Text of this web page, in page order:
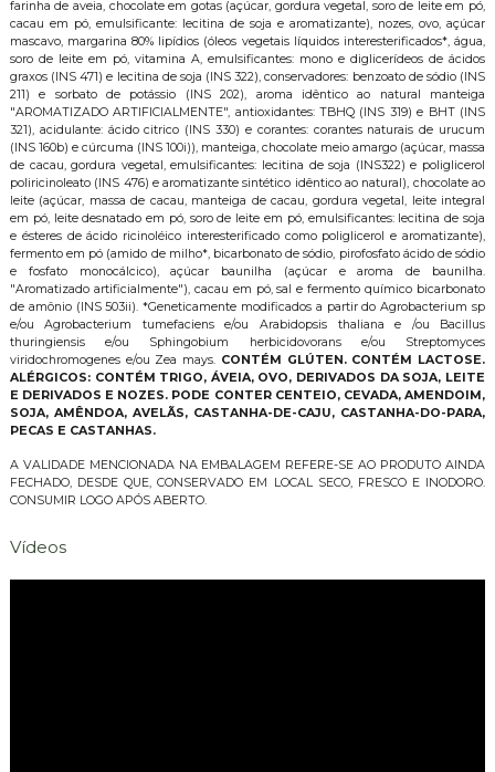
farinha de aveia, chocolate em gotas (açúcar, gordura vegetal, soro de leite em pó,
cacau em pó, emulsificante: lecitina de soja e aromatizante), nozes, ovo, açúcar
mascavo, margarina 80% lipídios (óleos vegetais líquidos interesterificados*, água,
soro de leite em pó, vitamina A, emulsificantes: mono e diglicerídeos de ácidos
graxos (INS 471) e lecitina de soja (INS 322), conservadores: benzoato de sódio (INS
211) e sorbato de potássio (INS 202), aroma idêntico ao natural manteiga
"AROMATIZADO ARTIFICIALMENTE", antioxidantes: TBHQ (INS 319) e BHT (INS
321), acidulante: ácido citrico (INS 330) e corantes: corantes naturais de urucum
(INS 160b) e cúrcuma (INS 100i)), manteiga, chocolate meio amargo (açúcar, massa
de cacau, gordura vegetal, emulsificantes: lecitina de soja (INS322) e poliglicerol
poliricinoleato (INS 476) e aromatizante sintético idêntico ao natural), chocolate ao
leite (açúcar, massa de cacau, manteiga de cacau, gordura vegetal, leite integral
em pó, leite desnatado em pó, soro de leite em pó, emulsificantes: lecitina de soja
e ésteres de ácido ricinoléico interesterificado como poliglicerol e aromatizante),
fermento em pó (amido de milho*, bicarbonato de sódio, pirofosfato ácido de sódio
e fosfato monocálcico), açúcar baunilha (açúcar e aroma de baunilha.
"Aromatizado artificialmente"), cacau em pó, sal e fermento químico bicarbonato
de amônio (INS 503ii). *Geneticamente modificados a partir do Agrobacterium sp
e/ou Agrobacterium tumefaciens e/ou Arabidopsis thaliana e /ou Bacillus
thuringiensis e/ou Sphingobium herbicidovorans e/ou Streptomyces
viridochromogenes e/ou Zea mays. CONTÉM GLÚTEN. CONTÉM LACTOSE.
ALÉRGICOS: CONTÉM TRIGO, ÁVEIA, OVO, DERIVADOS DA SOJA, LEITE
E DERIVADOS E NOZES. PODE CONTER CENTEIO, CEVADA, AMENDOIM,
SOJA, AMÊNDOA, AVELÃS, CASTANHA-DE-CAJU, CASTANHA-DO-PARA,
PECAS E CASTANHAS.
A VALIDADE MENCIONADA NA EMBALAGEM REFERE-SE AO PRODUTO AINDA
FECHADO, DESDE QUE, CONSERVADO EM LOCAL SECO, FRESCO E INODORO.
CONSUMIR LOGO APÓS ABERTO.
Vídeos